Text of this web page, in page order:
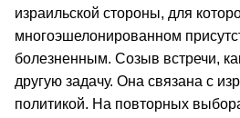
израильской стороны, для
многоэшелонированном
болезненным. Созыв встречи,
другую задачу. Она связана с
политикой. На повторных